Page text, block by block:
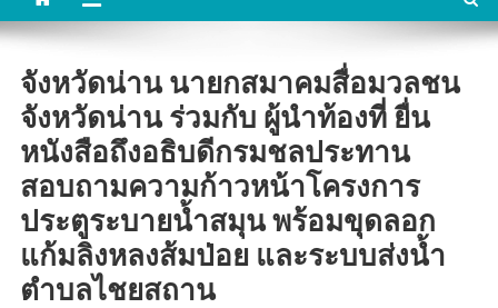
จังหวัดน่าน นายกสมาคมสื่อมวลชน
จังหวัดน่าน ร่วมกับ ผู้นำท้องที่ ยื่น
หนังสือถึงอธิบดีกรมชลประทาน
สอบถามความก้าวหน้าโครงการ
ประตูระบายน้ำสมุน พร้อมขุดลอก
แก้มลิงหลงส้มป่อย และระบบส่งน้ำ
ตำบลไชยสถาน